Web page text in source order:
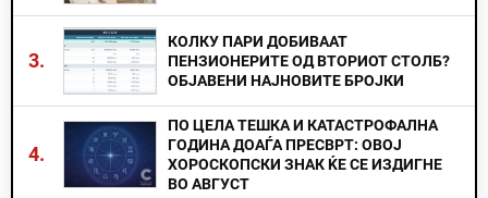
3.
КОЛКУ ПАРИ ДОБИВААТ
ПЕНЗИОНЕРИТЕ ОД ВТОРИОТ СТОЛБ?
ОБЈАВЕНИ НАЈНОВИТЕ БРОЈКИ
4.
ПО ЦЕЛА ТЕШКА И КАТАСТРОФАЛНА
ГОДИНА ДОАЃА ПРЕСВРТ: ОВОЈ
ХОРОСКОПСКИ ЗНАК ЌЕ СЕ ИЗДИГНЕ
ВО АВГУСТ